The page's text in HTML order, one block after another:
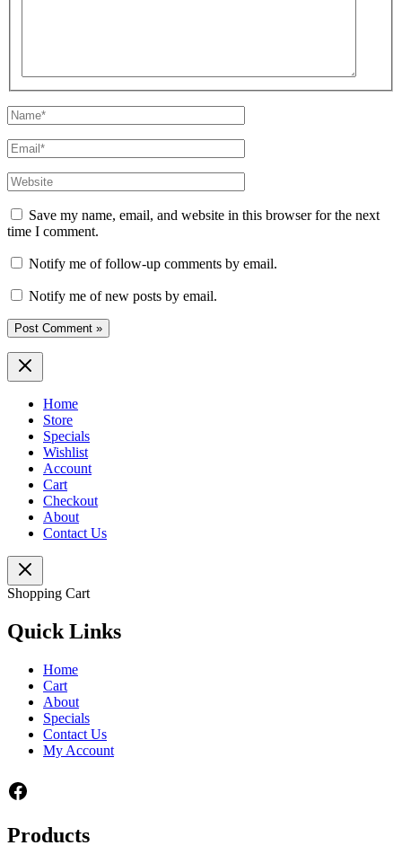
Name*
Email*
Website
Save my name, email, and website in this browser for the next
time I comment.
Notify me of follow-up comments by email.
Notify me of new posts by email.
Home
Store
Specials
Wishlist
Account
Cart
Checkout
About
Contact Us
Shopping Cart
Quick Links
Home
Cart
About
Specials
Contact Us
My Account
Facebook
Products